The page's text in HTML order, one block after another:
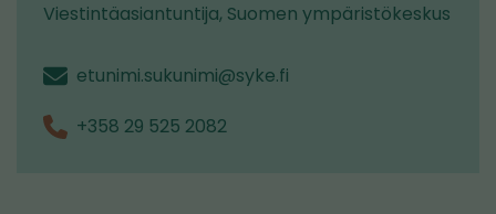
Viestintäasiantuntija, Suomen ympäristökeskus
etunimi.sukunimi@syke.fi
+358 29 525 2082